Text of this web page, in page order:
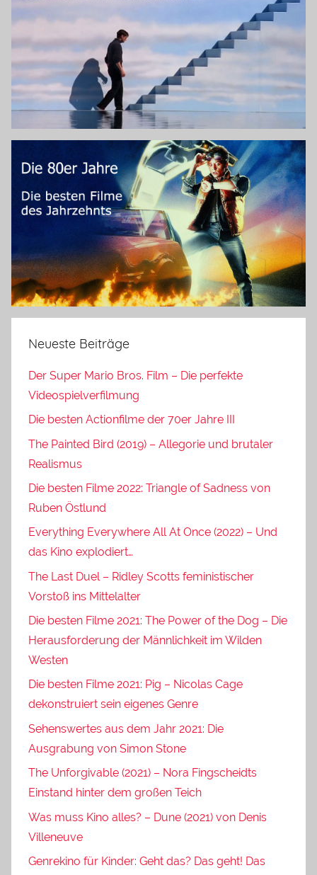
Neueste Beiträge
Der Super Mario Bros. Film – Die perfekte
Videospielverfilmung
Die besten Actionfilme der 70er Jahre III
The Painted Bird (2019) – Allegorie und brutaler
Realismus
Die besten Filme 2022: Triangle of Sadness von
Ruben Östlund
Everything Everywhere All At Once (2022) – Und
das Kino explodiert…
The Last Duel – Ridley Scotts feministischer
Vorstoß ins Mittelalter
Die besten Filme 2021: The Power of the Dog – Die
Herausforderung der Männlichkeit im Wilden
Westen
Die besten Filme 2021: Pig – Nicolas Cage
dekonstruiert sein eigenes Genre
Sehenswertes aus dem Jahr 2021: Die
Ausgrabung von Simon Stone
The Unforgivable (2021) – Nora Fingscheidts
Einstand hinter dem großen Teich
Was muss Kino alles? – Dune (2021) von Denis
Villeneuve
Genrekino für Kinder: Geht das? Das geht! Das